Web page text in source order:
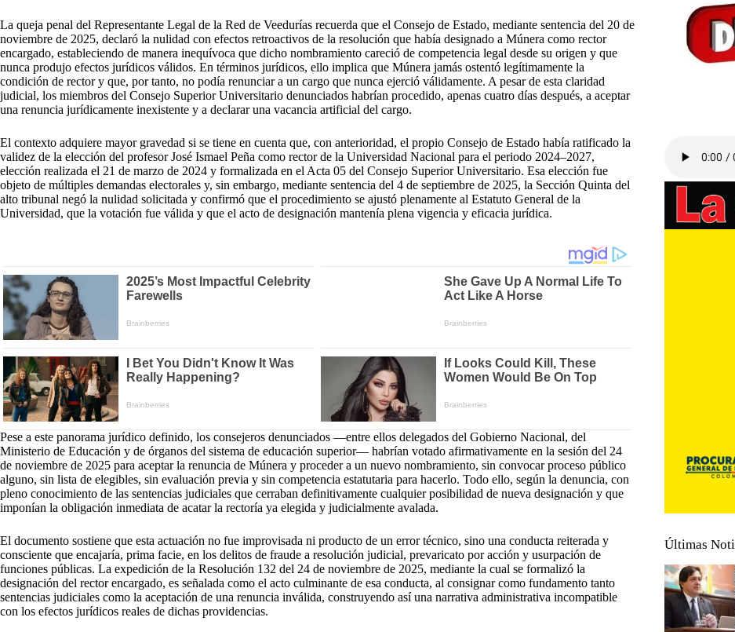
La queja penal del Representante Legal de la Red de Veedurías recuerda que el Consejo de Estado, mediante sentencia del 20 de
noviembre de 2025, declaró la nulidad con efectos retroactivos de la resolución que había designado a Múnera como rector
encargado, estableciendo de manera inequívoca que dicho nombramiento careció de competencia legal desde su origen y que
nunca produjo efectos jurídicos válidos. En términos jurídicos, ello implica que Múnera jamás ostentó legítimamente la
condición de rector y que, por tanto, no podía renunciar a un cargo que nunca ejerció válidamente. A pesar de esta claridad
judicial, los miembros del Consejo Superior Universitario denunciados habrían procedido, apenas cuatro días después, a aceptar
una renuncia jurídicamente inexistente y a declarar una vacancia artificial del cargo.
El contexto adquiere mayor gravedad si se tiene en cuenta que, con anterioridad, el propio Consejo de Estado había ratificado la
validez de la elección del profesor José Ismael Peña como rector de la Universidad Nacional para el periodo 2024–2027,
elección realizada el 21 de marzo de 2024 y formalizada en el Acta 05 del Consejo Superior Universitario. Esa elección fue
objeto de múltiples demandas electorales y, sin embargo, mediante sentencia del 4 de septiembre de 2025, la Sección Quinta del
alto tribunal negó la nulidad solicitada y confirmó que el procedimiento se ajustó plenamente al Estatuto General de la
Universidad, que la votación fue válida y que el acto de designación mantenía plena vigencia y eficacia jurídica.
Pese a este panorama jurídico definido, los consejeros denunciados —entre ellos delegados del Gobierno Nacional, del
Ministerio de Educación y de órganos del sistema de educación superior— habrían votado afirmativamente en la sesión del 24
de noviembre de 2025 para aceptar la renuncia de Múnera y proceder a un nuevo nombramiento, sin convocar proceso público
alguno, sin lista de elegibles, sin evaluación previa y sin competencia estatutaria para hacerlo. Todo ello, según la denuncia, con
pleno conocimiento de las sentencias judiciales que cerraban definitivamente cualquier posibilidad de nueva designación y que
imponían la obligación inmediata de acatar la rectoría ya elegida y judicialmente avalada.
El documento sostiene que esta actuación no fue improvisada ni producto de un error técnico, sino una conducta reiterada y
consciente que encajaría, prima facie, en los delitos de fraude a resolución judicial, prevaricato por acción y usurpación de
funciones públicas. La expedición de la Resolución 132 del 24 de noviembre de 2025, mediante la cual se formalizó la
designación del rector encargado, es señalada como el acto culminante de esa conducta, al consignar como fundamento tanto
sentencias judiciales como la aceptación de una renuncia inválida, construyendo así una narrativa administrativa incompatible
con los efectos jurídicos reales de dichas providencias.
Últimas